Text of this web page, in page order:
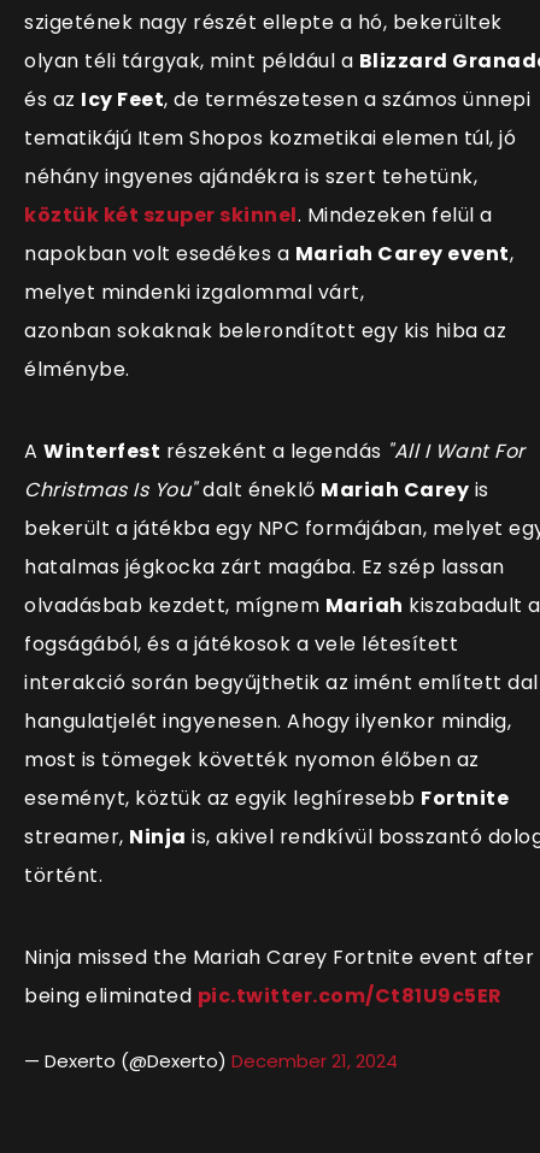
szigetének nagy részét ellepte a hó, bekerültek
olyan téli tárgyak, mint például a Blizzard
és az Icy Feet, de természetesen a számos ünnepi
tematikájú Item Shopos kozmetikai elemen túl, jó
néhány ingyenes ajándékra is szert tehetünk,
köztük két szuper skinnel. Mindezeken felül a
napokban volt esedékes a Mariah Carey event,
melyet mindenki izgalommal várt,
azonban sokaknak belerondított egy kis hiba az
élménybe.
A Winterfest részeként a legendás "All I Want For
Christmas Is You"dalt éneklő Mariah Carey is
bekerült a játékba egy NPC formájában, melyet
hatalmas jégkocka zárt magába. Ez szép lassan
olvadásbab kezdett, mígnem Mariah kiszabadult a
fogságából, és a játékosok a vele létesített
interakció során begyűjthetik az imént említett dal
hangulatjelét ingyenesen. Ahogy ilyenkor mindig,
most is tömegek követték nyomon élőben az
eseményt, köztük az egyik leghíresebb Fortnite
streamer, Ninja is, akivel rendkívül bosszantó
történt.
Ninja missed the Mariah Carey Fortnite event after
being eliminated pic.twitter.com/Ct81U9c5ER
— Dexerto (@Dexerto) December 21, 2024